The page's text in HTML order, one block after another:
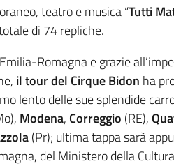
teatro e musica “Tutti
di 74 repliche.
Romagna e grazie
il tour del Cirque Bidon ha
lento delle sue splendide
Modena, Correggio (RE),
(Pr); ultima tappa sarà
del Ministero della